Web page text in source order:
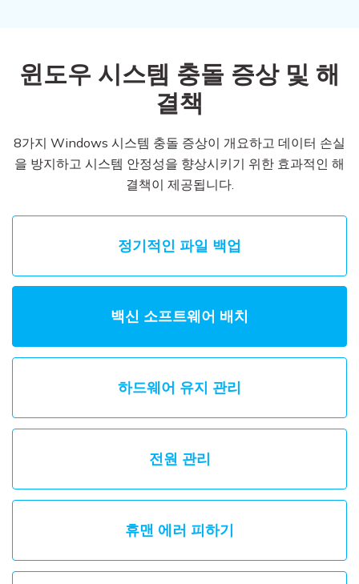
윈도우 시스템 충돌 증상 및 해
결책
8가지 Windows 시스템 충돌 증상이 개요하고 데이터 손실
을 방지하고 시스템 안정성을 향상시키기 위한 효과적인 해
결책이 제공됩니다.
정기적인 파일 백업
백신 소프트웨어 배치
하드웨어 유지 관리
전원 관리
휴맨 에러 피하기